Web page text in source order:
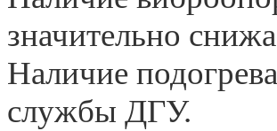
значительно
Наличие
службы ДГУ.